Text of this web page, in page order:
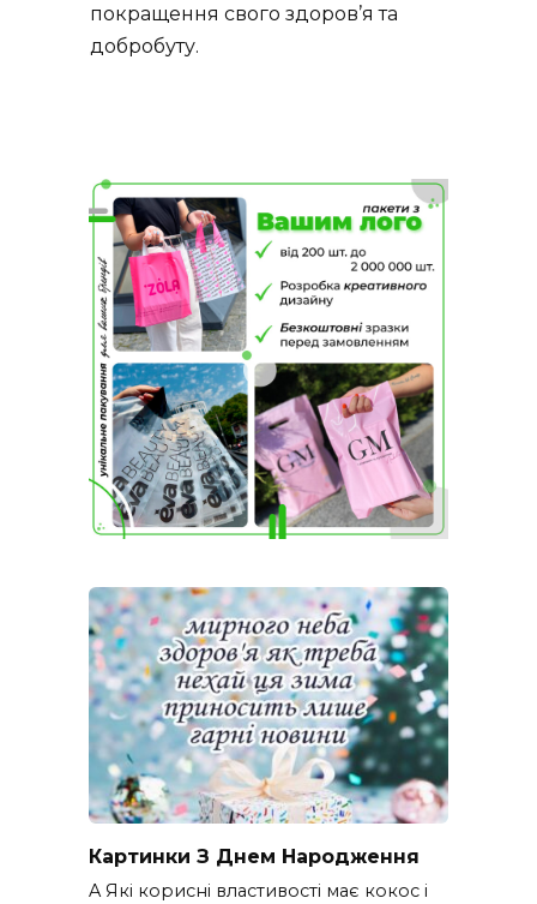
покращення свого здоров’я та
добробуту.
Картинки З Днем Народження
A Які корисні властивості має кокос і